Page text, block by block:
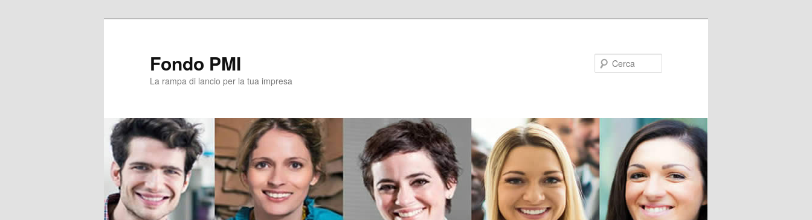
Fondo PMI
La rampa di lancio per la tua impresa